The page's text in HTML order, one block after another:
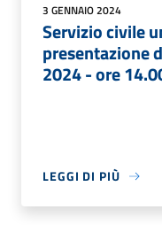
3 GENNAIO 2024
Servizio civile
presentazione
2024 - ore
LEGGI DI PIÙ